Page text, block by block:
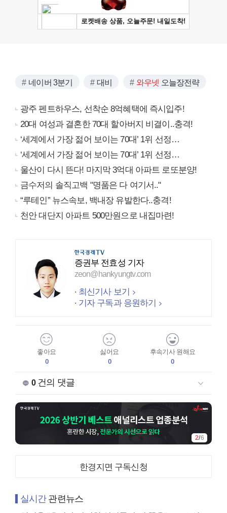
네이버 3분기 대비 와우넷 오늘장전략
광주 펜트하우스, 선착순 8억혜택에 즉시입주!
20대 여성과 결혼한 70대 할아버지 비결이..충격!
‘세계에서 가장 젊어 보이는 70대’ 1위 선정…
‘세계에서 가장 젊어 보이는 70대’ 1위 선정…
울산이 다시 뜬다! 마지막 3억대 아파트 로또분양!
금수저의 솔직고백 "명품은 다 여기서.."
“루테인” 뉴스속보, 백내장 유발한다..충격!
천안 대단지 아파트 500만원으로 내집마련!
증권부 전효성 기자
zeon@hankyungtv.com
최신기사 보기
기자 구독과 응원하기
좋아요
0
싫어요
0
후속기사 원해요
0
0건의 댓글
3/6
한경지면 구독신청
실시간관련뉴스